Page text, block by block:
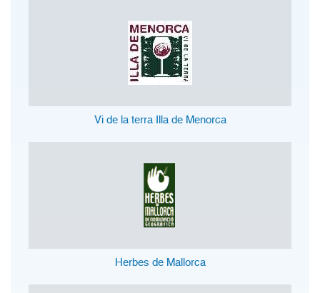
Vi de la terra Illa de Menorca
Herbes de Mallorca